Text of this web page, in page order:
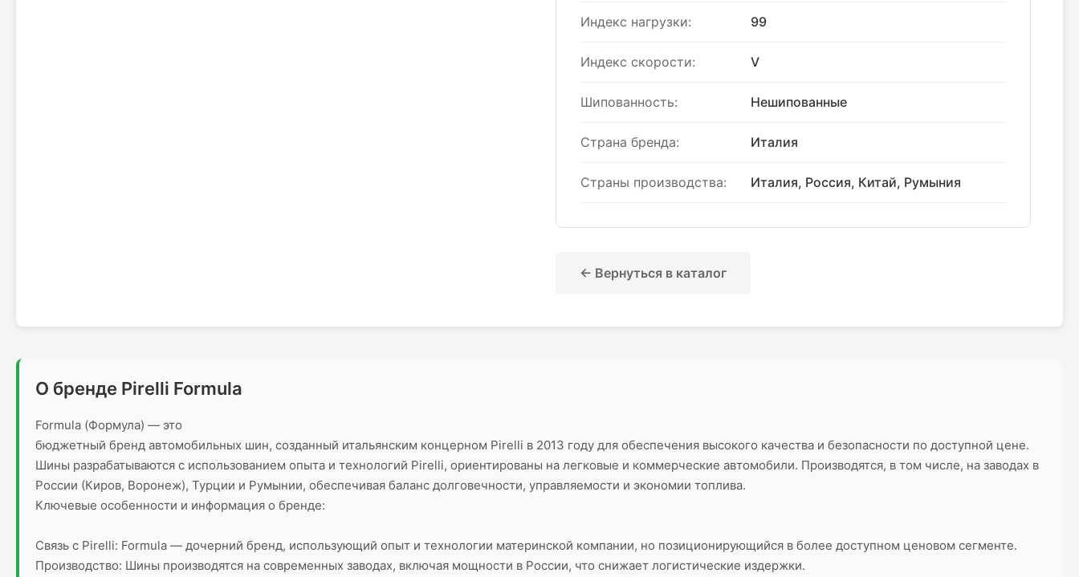
Индекс нагрузки: 99
Индекс скорости: V
Шипованность: Нешипованные
Страна бренда: Италия
Страны производства: Италия, Россия, Китай, Румыния
← Вернуться в каталог
О бренде Pirelli Formula
Formula (Формула) — это
бюджетный бренд автомобильных шин, созданный итальянским концерном Pirelli в 2013 году для обеспечения высокого качества и безопасности по доступной цене.
Шины разрабатываются с использованием опыта и технологий Pirelli, ориентированы на легковые и коммерческие автомобили. Производятся, в том числе, на заводах в
России (Киров, Воронеж), Турции и Румынии, обеспечивая баланс долговечности, управляемости и экономии топлива.
Ключевые особенности и информация о бренде:
Связь с Pirelli: Formula — дочерний бренд, использующий опыт и технологии материнской компании, но позиционирующийся в более доступном ценовом сегменте.
Производство: Шины производятся на современных заводах, включая мощности в России, что снижает логистические издержки.